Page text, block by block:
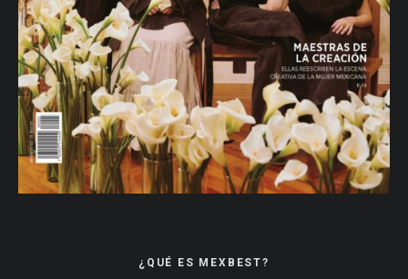
¿QUÉ ES MEXBEST?